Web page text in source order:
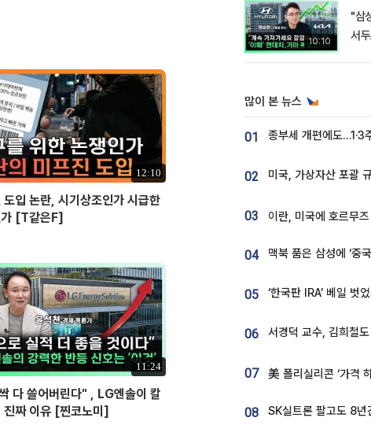
12:10
도입 논란, 시기상조인가 시급한
[T같은F]
11:24
다 쓸어버린다" , LG엔솔이 칼
진짜 이유 [찐코노미]
10:10
"삼
서두
많이 본 뉴스
01
02
03
04
05
06
07
08